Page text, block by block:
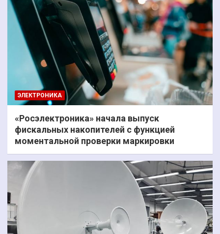
ЭЛЕКТРОНИКА
«Росэлектроника» начала выпуск
фискальных накопителей с функцией
моментальной проверки маркировки